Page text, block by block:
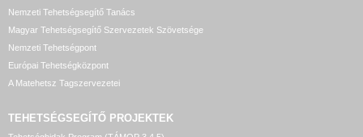
Nemzeti Tehetségsegítő Tanács
Magyar Tehetségsegítő Szervezetek Szövetsége
Nemzeti Tehetségpont
Európai Tehetségközpont
A Matehetsz Tagszervezetei
TEHETSÉGSEGÍTŐ PROJEKTEK